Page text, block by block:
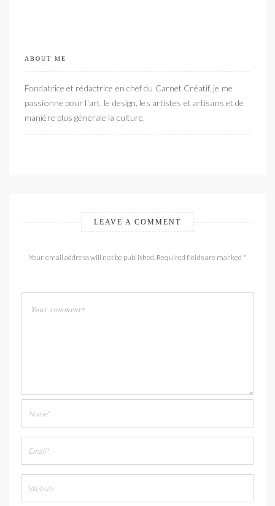
ABOUT ME
Fondatrice et rédactrice en chef du Carnet Créatif, je me
passionne pour l'art, le design, les artistes et artisans et de
manière plus générale la culture.
LEAVE A COMMENT
Your email address will not be published. Required fields are marked *